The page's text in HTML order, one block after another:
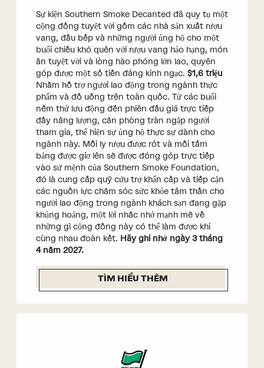
Sự kiện Southern Smoke Decanted đã quy tụ một
cộng đồng tuyệt vời gồm các nhà sản xuất rượu
vang, đầu bếp và những người ủng hộ cho một
buổi chiều khó quên với rượu vang hảo hạng, món
ăn tuyệt vời và lòng hào phóng lớn lao, quyên
góp được một số tiền đáng kinh ngạc. $1,6 triệu
Nhằm hỗ trợ người lao động trong ngành thực
phẩm và đồ uống trên toàn quốc. Từ các buổi
nếm thử lưu động đến phiên đấu giá trực tiếp
đầy năng lượng, căn phòng tràn ngập người
tham gia, thể hiện sự ủng hộ thực sự dành cho
ngành này. Mỗi ly rượu được rót và mỗi tấm
bảng được giơ lên sẽ được đóng góp trực tiếp
vào sứ mệnh của Southern Smoke Foundation,
đó là cung cấp quỹ cứu trợ khẩn cấp và tiếp cận
các nguồn lực chăm sóc sức khỏe tâm thần cho
người lao động trong ngành khách sạn đang gặp
khủng hoảng, một lời nhắc nhở mạnh mẽ về
những gì cộng đồng này có thể làm được khi
cùng nhau đoàn kết. Hãy ghi nhớ ngày 3 tháng
4 năm 2027.
TÌM HIỂU THÊM